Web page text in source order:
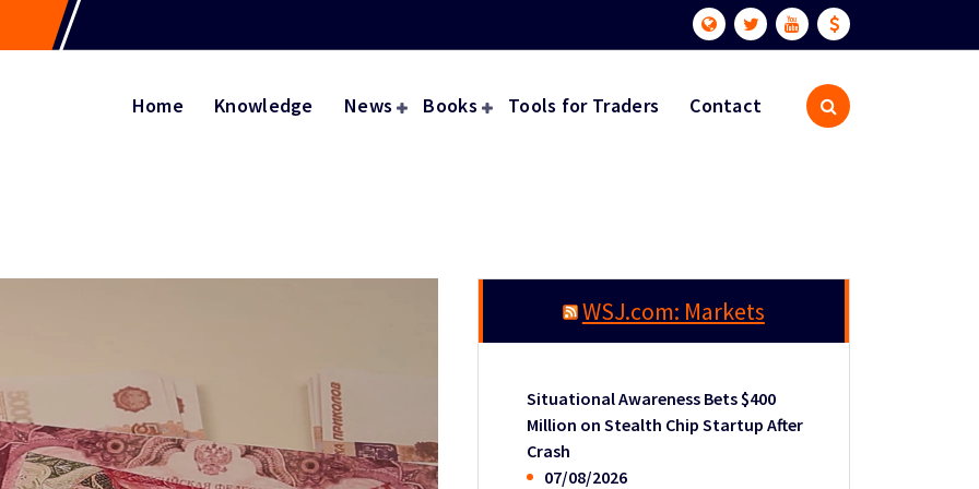
Home Knowledge News Books Tools for Traders Contact
WSJ.com: Markets
Situational Awareness Bets $400
Million on Stealth Chip Startup After
Crash
07/08/2026